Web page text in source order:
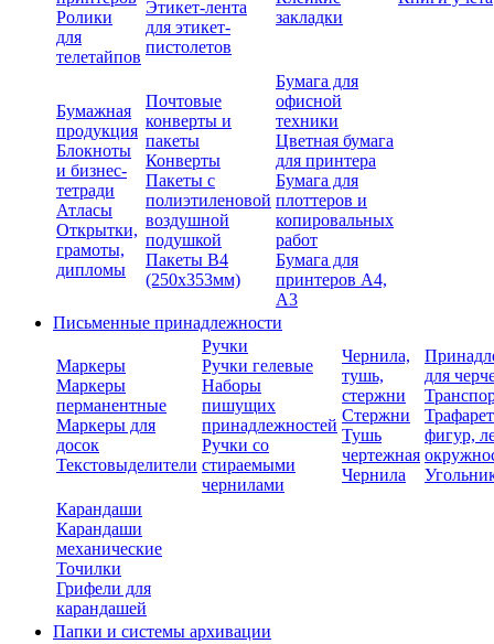
Ролики
для
телетайпов
Этикет-лента
для этикет-
пистолетов
закладки
Бумажная
продукция
Блокноты
и бизнес-
тетради
Атласы
Открытки,
грамоты,
дипломы
Почтовые
конверты и
пакеты
Конверты
Пакеты с
полиэтиленовой
воздушной
подушкой
Пакеты В4
(250х353мм)
Бумага для
офисной
техники
Цветная бумага
для принтера
Бумага для
плоттеров и
копировальных
работ
Бумага для
принтеров А4,
А3
Письменные принадлежности
Маркеры
Маркеры
перманентные
Маркеры для
досок
Текстовыделители
Ручки
Ручки гелевые
Наборы
пишущих
принадлежностей
Ручки со
стираемыми
чернилами
Чернила,
тушь,
стержни
Стержни
Тушь
чертежная
Чернила
для
фигур,
Карандаши
Карандаши
механические
Точилки
Грифели для
карандашей
Папки и системы архивации